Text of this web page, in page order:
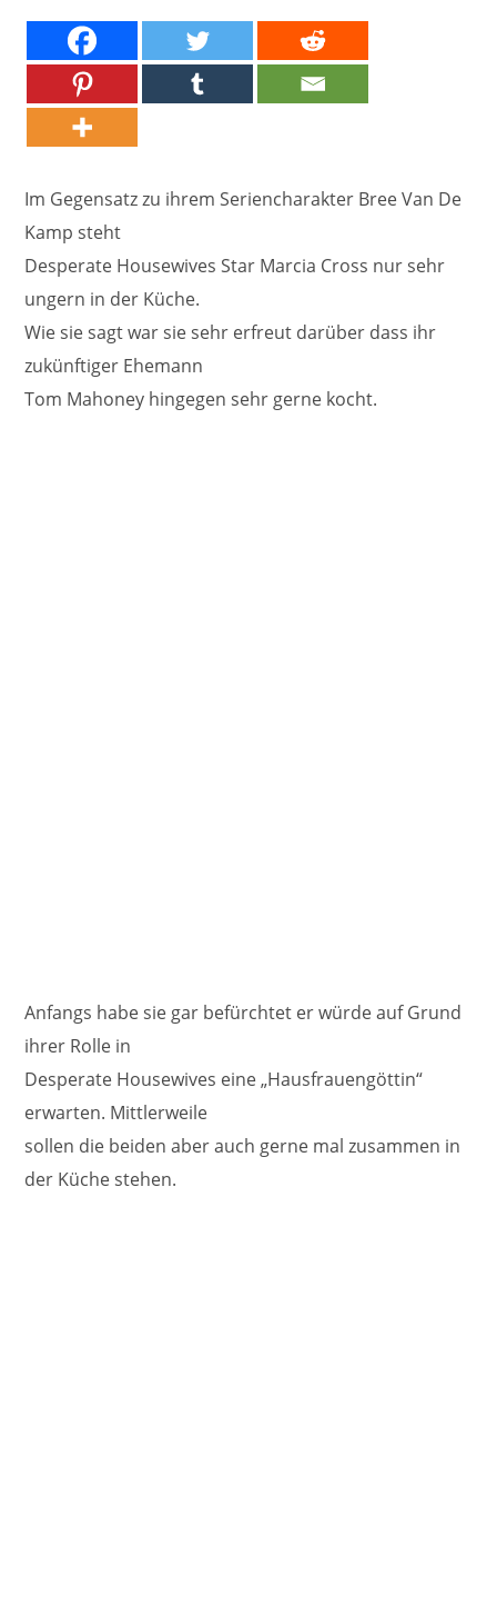
Im Gegensatz zu ihrem Seriencharakter Bree Van De
Kamp steht
Desperate Housewives Star Marcia Cross nur sehr
ungern in der Küche.
Wie sie sagt war sie sehr erfreut darüber dass ihr
zukünftiger Ehemann
Tom Mahoney hingegen sehr gerne kocht.
Anfangs habe sie gar befürchtet er würde auf Grund
ihrer Rolle in
Desperate Housewives eine „Hausfrauengöttin“
erwarten. Mittlerweile
sollen die beiden aber auch gerne mal zusammen in
der Küche stehen.